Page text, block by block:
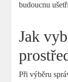
budoucnu
Jak
Při výběru